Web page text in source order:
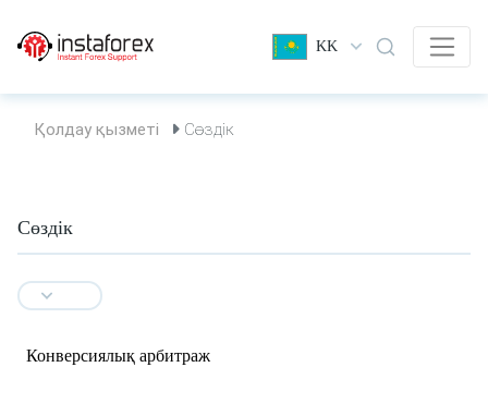
KK
Қолдау қызметі Сөздік
Сөздік
Конверсиялық арбитраж